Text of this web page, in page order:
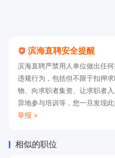
专业技能。
6. 具备良好的抗压能力，
滨海直聘安全提醒
滨海直聘严禁用人单位做出任
违规行为，包括但不限于扣押
物、向求职者集资、让求职者入
异地参与培训等，您一旦发现
举报 >
相似的职位